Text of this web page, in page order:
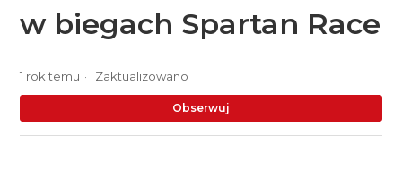
w biegach Spartan Race
1 rok temu Zaktualizowano
Obserwuj